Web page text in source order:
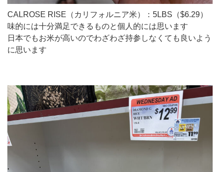
CALROSE RISE（カリフォルニア米）：5LBS（$6.29）
味的には十分満足できるものと個人的には思います
日本でもお米が高いのでわざわざ持参しなくても良いよう
に思います